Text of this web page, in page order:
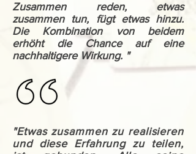
Zusammen reden, etwas
zusammen tun, fügt etwas hinzu.
Die Kombination von beidem
erhöht die Chance auf eine
nachhaltigere Wirkung. "
"Etwas zusammen zu realisieren
und diese Erfahrung zu teilen,